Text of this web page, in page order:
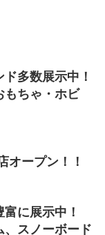
多数展示中！
もちゃ・ホビ
オープン！！
に展示中！
、スノーボード